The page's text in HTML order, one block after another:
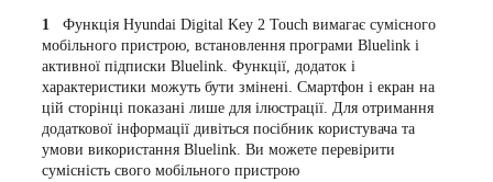
1Функція Hyundai Digital Key 2 Touch вимагає сумісного
мобільного пристрою, встановлення програми Bluelink і
активної підписки Bluelink. Функції, додаток і
характеристики можуть бути змінені. Смартфон і екран на
цій сторінці показані лише для ілюстрації. Для отримання
додаткової інформації дивіться посібник користувача та
умови використання Bluelink. Ви можете перевірити
сумісність свого мобільного пристрою